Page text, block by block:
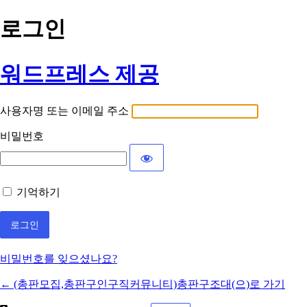
로그인
워드프레스 제공
사용자명 또는 이메일 주소
비밀번호
기억하기
비밀번호를 잊으셨나요?
← (총판모집,총판구인구직커뮤니티)총판구조대(으)로 가기